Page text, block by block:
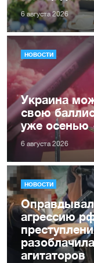
6 августа 2026
НОВОСТИ
Украина
свою
уже осенью
6 августа 2026
НОВОСТИ
агрессию
агитаторов